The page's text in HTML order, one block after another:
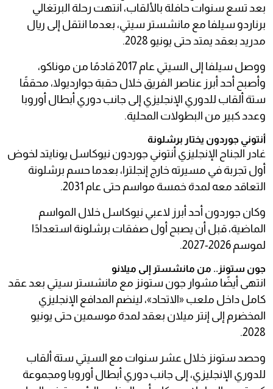
بعد تسع سنوات حافلة بالألقاب، انتهت رحلة البرتغالي
برناردو سيلفا مع مانشستر سيتي، بعدما انتقل إلى ريال
مدريد بعقد يمتد حتى يونيو 2028.
ووصل سيلفا إلى السيتي عام 2017 قادمًا من موناكو،
وأصبح أحد أبرز عناصر الفريق خلال حقبة جوارديولا، محققًا
ستة ألقاب للدوري الإنجليزي إلى جانب دوري أبطال أوروبا
وعدد كبير من البطولات المحلية.
أنتوني جوردون يختار برشلونة
غادر الجناح الإنجليزي أنتوني جوردون نيوكاسل يونايتد لخوض
أول تجربة في مسيرته خارج إنجلترا، بعدما حسم برشلونة
التعاقد معه لمدة خمسة مواسم حتى عام 2031.
وكان جوردون أحد أبرز لاعبي نيوكاسل خلال المواسم
الماضية، قبل أن يصبح أول صفقات برشلونة استعدادًا
لموسم 2026-2027.
جون ستونز.. من مانشستر إلى ميلانو
انتهى أيضًا مشوار جون ستونز مع مانشستر سيتي بعد عقد
كامل داخل ملعب «الاتحاد»، لينضم المدافع الإنجليزي
المخضرم إلى إنتر ميلان بعقد لمدة موسمين حتى يونيو
2028.
وحصد ستونز خلال عشر سنوات مع السيتي ستة ألقاب
للدوري الإنجليزي، إلى جانب دوري أبطال أوروبا ومجموعة